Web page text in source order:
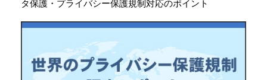
タ保護・プライバシー保護規制対応のポイント